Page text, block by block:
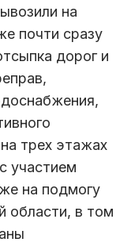
на
почти сразу
дорог и
трех этажах
участием
на подмогу
области, в том